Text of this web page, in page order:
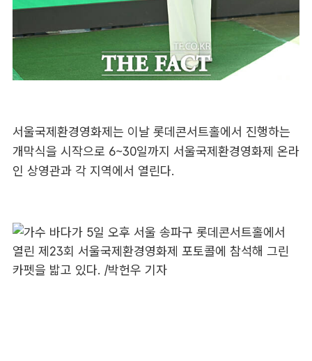
서울국제환경영화제는 이날 롯데콘서트홀에서 진행하는
개막식을 시작으로 6~30일까지 서울국제환경영화제 온라
인 상영관과 각 지역에서 열린다.